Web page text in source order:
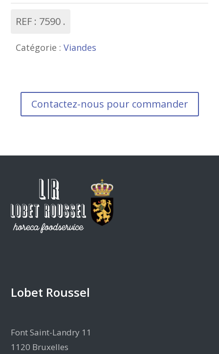
REF : 7590
Catégorie :Viandes
Contactez-nous pour commander
Lobet Roussel
Font Saint-Landry 11
1120 Bruxelles